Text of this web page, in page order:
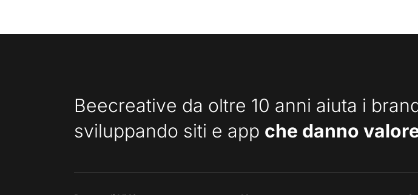
Beecreative da oltre 10 anni aiuta i
sviluppando siti e app che danno